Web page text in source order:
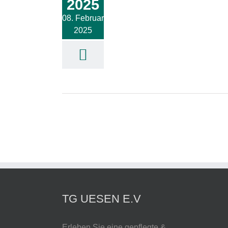
2025
08. Februar
2025
Verein
TG UESEN E.V